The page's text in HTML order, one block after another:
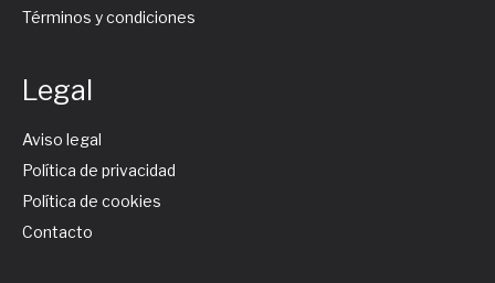
Términos y condiciones
Legal
Aviso legal
Política de privacidad
Política de cookies
Contacto